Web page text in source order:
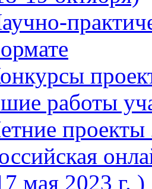
работы
проекты
мая 2023 г. )